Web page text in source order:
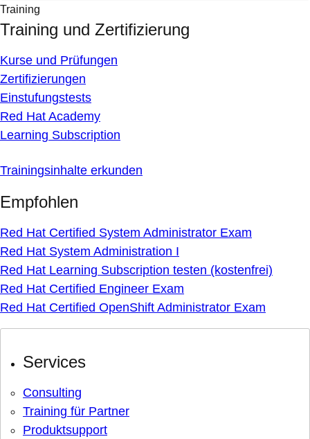
Training
Training und Zertifizierung
Kurse und Prüfungen
Zertifizierungen
Einstufungstests
Red Hat Academy
Learning Subscription
Trainingsinhalte erkunden
Empfohlen
Red Hat Certified System Administrator Exam
Red Hat System Administration I
Red Hat Learning Subscription testen (kostenfrei)
Red Hat Certified Engineer Exam
Red Hat Certified OpenShift Administrator Exam
Services
Consulting
Training für Partner
Produktsupport